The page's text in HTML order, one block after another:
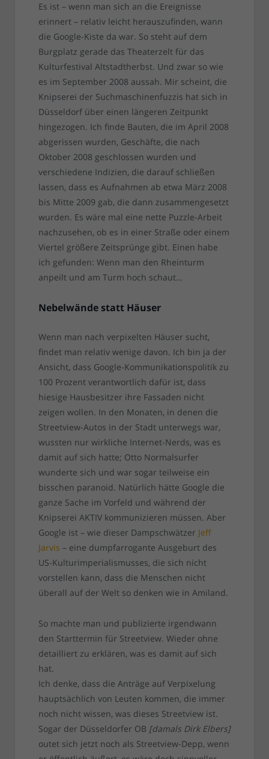
Es ist – wenn man sich an die Ereignisse
erinnert – relativ leicht herauszufinden, wann
die Google-Kiste da war. So steht auf dem
Burgplatz gerade das Theaterzelt für das
Kulturfestival Altstadtherbst. Und zwar so wie
es im September 2008 aussah. Mir scheint, die
Knipserei der Suchmaschinenfuzzis hat sich in
Düsseldorf über einen längeren Zeitpunkt
hingezogen. Ich finde Bauten, die im April 2008
abgerissen wurden, Geschäfte, die nach
Oktober 2008 geschlossen wurden und
verschiedene Indizien, die darauf schließen
lassen, dass es Aufnahmen ab etwa März 2008
bis Mitte 2009 gab, die dann zusammengesetzt
wurden. Es wäre mal eine nette Puzzle-Arbeit
nachzusehen, ob es in einer Straße oder einem
Viertel größere Zeitsprünge gibt. Einen habe
ich gefunden: Wenn man den Rheinturm
anpeilt und am Turm hoch schaut…
Nebelwände statt Häuser
Wenn man nach verpixelten Häuser sucht,
findet man relativ wenige davon. Ich bin ja der
Ansicht, dass Google-Kommunikationspolitik zu
100 Prozent verantwortlich dafür ist, dass
hiesige Hausbesitzer ihre Fassaden nicht
zeigen wollen. In den Monaten, in denen die
Streetview-Autos in der Stadt unterwegs war,
wussten nur wirkliche Internet-Nerds, was es
damit auf sich hatte; Otto Normalsurfer
wunderte sich und war sogar teilweise ein
bisschen paranoid. Natürlich hätte Google die
ganze Sache im Vorfeld und während der
Knipserei AKTIV kommunizieren müssen. Aber
Google ist – wie dieser Dampschwätzer Jeff
Jarvis – eine dumpfarrogante Ausgeburt des
US-Kulturimperialismusses, die sich nicht
vorstellen kann, dass die Menschen nicht
überall auf der Welt so denken wie in Amiland.
So machte man und publizierte irgendwann
den Starttermin für Streetview. Wieder ohne
detailliert zu erklären, was es damit auf sich
hat.
Ich denke, dass die Anträge auf Verpixelung
hauptsächlich von Leuten kommen, die immer
noch nicht wissen, was dieses Streetview ist.
Sogar der Düsseldorfer OB [damals Dirk Elbers]
outet sich jetzt noch als Streetview-Depp, wenn